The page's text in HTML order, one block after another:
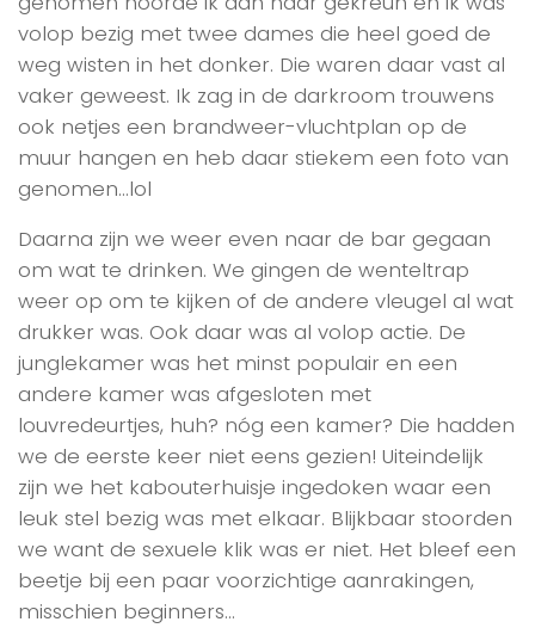
volop bezig met twee dames die heel goed de
weg wisten in het donker. Die waren daar vast al
vaker geweest. Ik zag in de darkroom trouwens
ook netjes een brandweer-vluchtplan op de
muur hangen en heb daar stiekem een foto van
genomen…lol
Daarna zijn we weer even naar de bar gegaan
om wat te drinken. We gingen de wenteltrap
weer op om te kijken of de andere vleugel al wat
drukker was. Ook daar was al volop actie. De
junglekamer was het minst populair en een
andere kamer was afgesloten met
louvredeurtjes, huh? nóg een kamer? Die hadden
we de eerste keer niet eens gezien! Uiteindelijk
zijn we het kabouterhuisje ingedoken waar een
leuk stel bezig was met elkaar. Blijkbaar stoorden
we want de sexuele klik was er niet. Het bleef een
beetje bij een paar voorzichtige aanrakingen,
misschien beginners…